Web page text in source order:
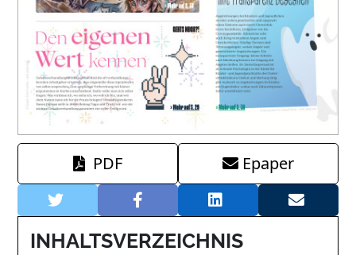
PDF Epaper
INHALTSVERZEICHNIS